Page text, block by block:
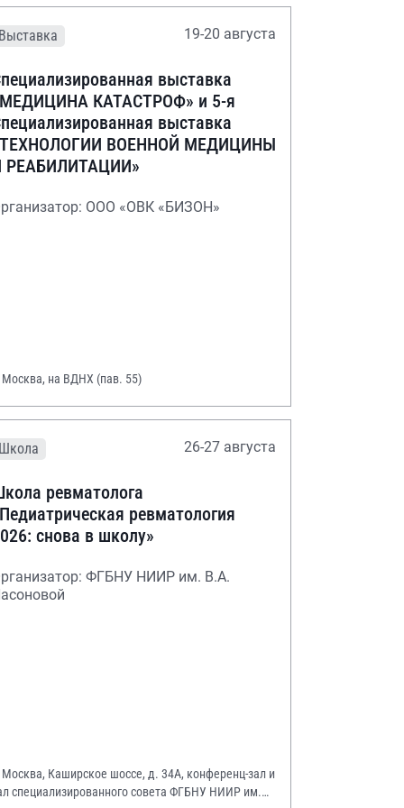
Выставка 19-20 августа
выставка
КАТАСТРОФ» и 5-я
выставка
ВОЕННОЙ МЕДИЦИНЫ
РЕАБИЛИТАЦИИ»
ООО «ОВК «БИЗОН»
Москва, на ВДНХ (пав. 55)
Школа 26-27 августа
ревматолога
ревматология
снова в школу»
ФГБНУ НИИР им. В.А.
Москва, Каширское шоссе, д. 34А, конференц-зал и
специализированного совета ФГБНУ НИИР им.